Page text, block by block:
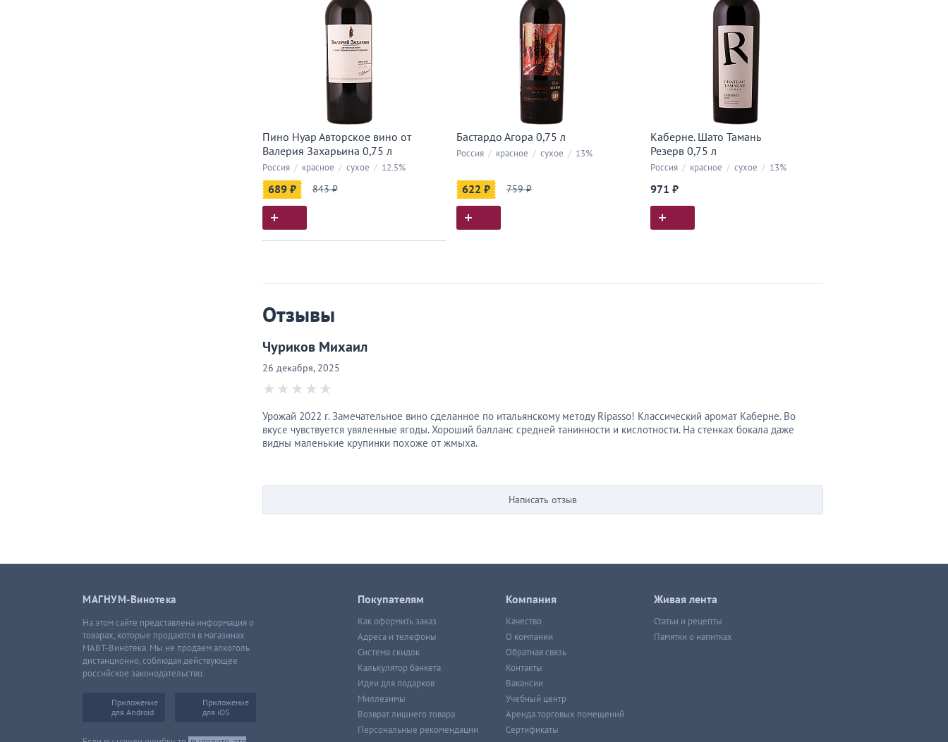
Пино Нуар Авторское вино от
Валерия Захарьина 0,75 л
Россия / красное / сухое / 12.5%
689 ₽ 843 ₽
Бастардо Агора 0,75 л
Россия / красное / сухое / 13%
622 ₽ 759 ₽
Каберне. Шато Тамань
Резерв 0,75 л
Россия / красное / сухое / 13%
971 ₽
Отзывы
Чуриков Михаил
26 декабря, 2025
Урожай 2022 г. Замечательное вино сделанное по итальянскому методу Ripasso! Классический аромат Каберне. Во
вкусе чувствуется увяленные ягоды. Хороший балланс средней танинности и кислотности. На стенках бокала даже
видны маленькие крупинки похоже от жмыха.
Написать отзыв
МАГНУМ-Винотека
На этом сайте представлена информация о
товарах, которые продаются в магазинах
МАВТ-Винотека. Мы не продаем алкоголь
дистанционно, соблюдая действующее
российское законодательство.
Приложение
для Android
Приложение
для iOS
Покупателям
Как оформить заказ
Адреса и телефоны
Система скидок
Калькулятор банкета
Идеи для подарков
Миллезимы
Возврат лишнего товара
Персональные рекомендации
Компания
Качество
О компании
Обратная связь
Контакты
Вакансии
Учебный центр
Аренда торговых помещений
Сертификаты
Живая лента
Статьи и рецепты
Памятки о напитках